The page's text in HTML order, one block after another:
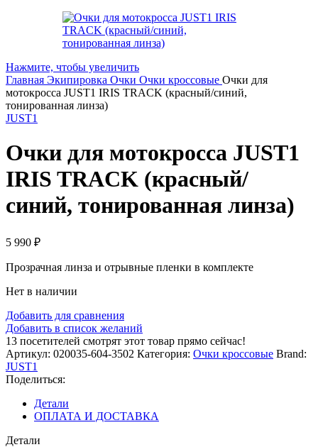
Нажмите, чтобы увеличить
Главная Экипировка Очки Очки кроссовые Очки для
мотокросса JUST1 IRIS TRACK (красный/синий,
тонированная линза)
JUST1
Очки для мотокросса JUST1
IRIS TRACK (красный/
синий, тонированная линза)
5 990 ₽
Прозрачная линза и отрывные пленки в комплекте
Нет в наличии
Добавить для сравнения
Добавить в список желаний
13 посетителей смотрят этот товар прямо сейчас!
Артикул: 020035-604-3502 Категория: Очки кроссовые Brand:
JUST1
Поделиться:
Детали
ОПЛАТА И ДОСТАВКА
Детали